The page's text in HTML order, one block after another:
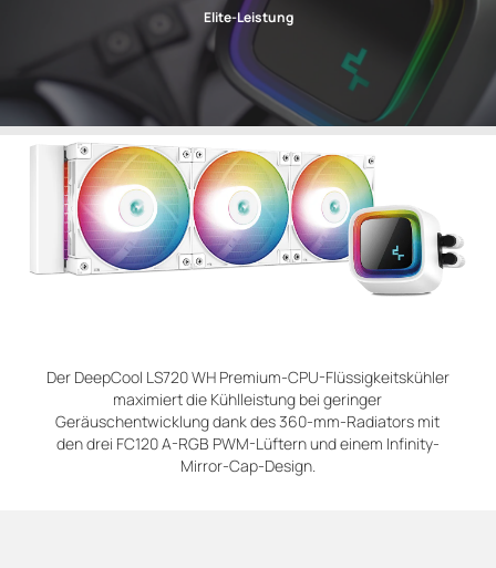
Elite-Leistung
Der DeepCool LS720 WH Premium-CPU-Flüssigkeitskühler
maximiert die Kühlleistung bei geringer
Geräuschentwicklung dank des 360-mm-Radiators mit
den drei FC120 A-RGB PWM-Lüftern und einem Infinity-
Mirror-Cap-Design.